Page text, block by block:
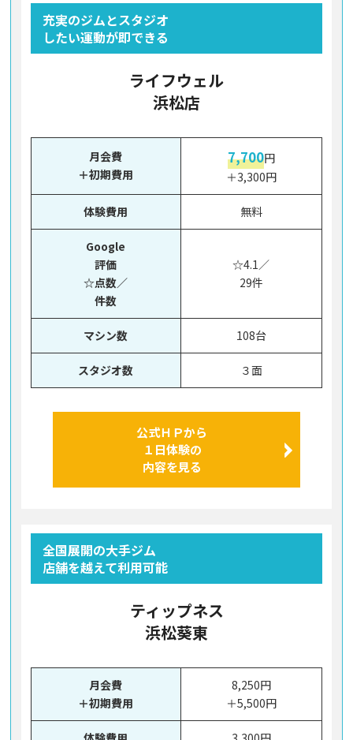
充実のジムとスタジオ
したい運動が即できる
ライフウェル
浜松店
月会費
＋初期費用
7,700円
＋3,300円
体験費用 無料
Google
評価
☆点数／
件数
☆4.1／
29件
マシン数 108台
スタジオ数 ３面
公式ＨＰから
１日体験の
内容を見る
全国展開の大手ジム
店舗を越えて利用可能
ティップネス
浜松葵東
月会費
＋初期費用
8,250円
＋5,500円